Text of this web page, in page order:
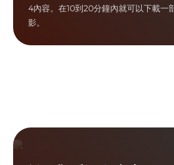
4內容。在10到20分鐘內就可以下載一
影。